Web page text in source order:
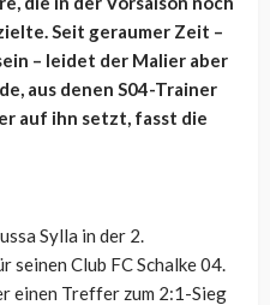
Seit geraumer Zeit –
– leidet der Malier aber
aus denen S04-Trainer
auf ihn setzt, fasst die
Sylla in der 2.
seinen Club FC Schalke 04.
einen Treffer zum 2:1-Sieg